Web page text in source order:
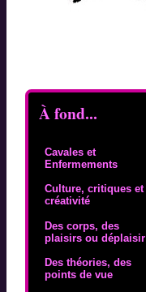
À fond...
Cavales et
Enfermements
Culture, critiques et
créativité
Des corps, des
plaisirs ou déplaisir
Des théories, des
points de vue